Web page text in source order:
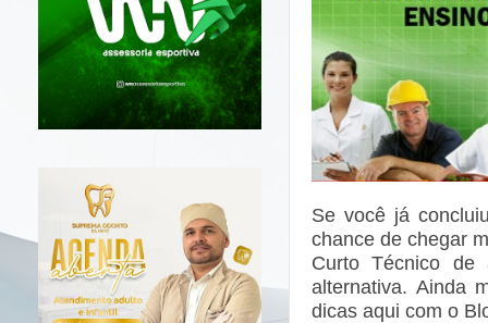
Se você já
chance de chegar
Curto Técnico de
alternativa. Ainda
dicas aqui com o